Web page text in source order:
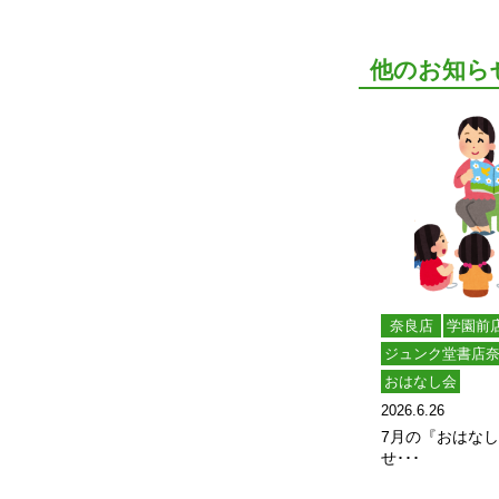
他のお知ら
奈良店
学園前
ジュンク堂書店
おはなし会
2026.6.26
7月の『おはな
せ･･･